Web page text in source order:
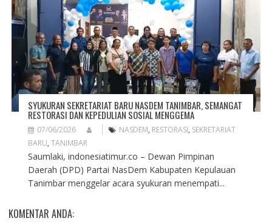
SYUKURAN SEKRETARIAT BARU NASDEM TANIMBAR, SEMANGAT
RESTORASI DAN KEPEDULIAN SOSIAL MENGGEMA
07/06/2026 NASDEM, RESTORASI, SEKRETARIAT
BARU, TANIMBAR
Saumlaki, indonesiatimur.co – Dewan Pimpinan
Daerah (DPD) Partai NasDem Kabupaten Kepulauan
Tanimbar menggelar acara syukuran menempati...
KOMENTAR ANDA: